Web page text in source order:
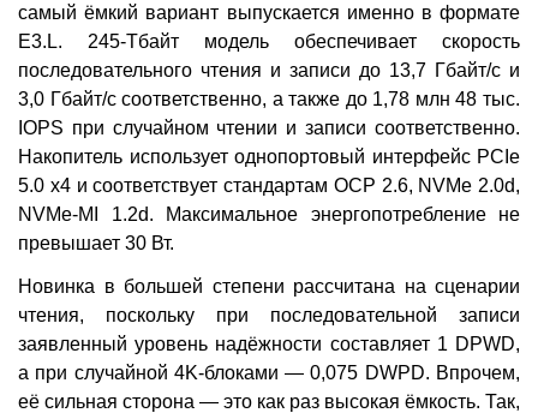
самый ёмкий вариант выпускается именно в формате
E3.L. 245-Тбайт модель обеспечивает скорость
последовательного чтения и записи до 13,7 Гбайт/с и
3,0 Гбайт/с соответственно, а также до 1,78 млн 48 тыс.
IOPS при случайном чтении и записи соответственно.
Накопитель использует однопортовый интерфейс PCIe
5.0 x4 и соответствует стандартам OCP 2.6, NVMe 2.0d,
NVMe-MI 1.2d. Максимальное энергопотребление не
превышает 30 Вт.
Новинка в большей степени рассчитана на сценарии
чтения, поскольку при последовательной записи
заявленный уровень надёжности составляет 1 DPWD,
а при случайной 4K-блоками — 0,075 DWPD. Впрочем,
её сильная сторона — это как раз высокая ёмкость. Так,